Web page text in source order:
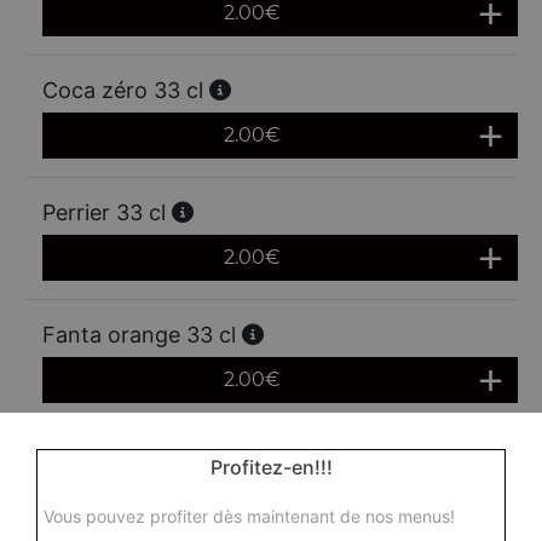
2.00€
Coca zéro 33 cl
2.00€
Perrier 33 cl
2.00€
Fanta orange 33 cl
2.00€
Fanta citron 33 clProfitez-en!!!
Vous pouvez profiter dès maintenant de nos menus!